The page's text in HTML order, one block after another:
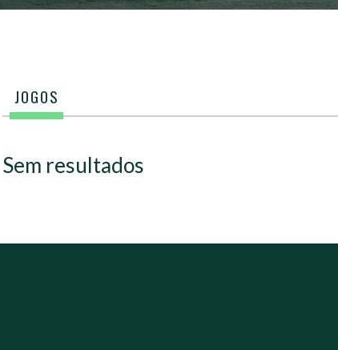
JOGOS
Sem resultados